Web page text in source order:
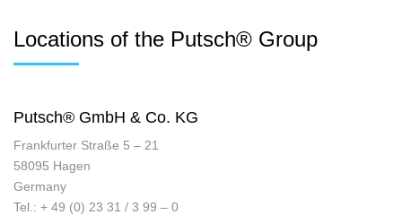
Locations of the Putsch® Group
Putsch® GmbH & Co. KG
Frankfurter Straße 5 – 21
58095 Hagen
Germany
Tel.: + 49 (0) 23 31 / 3 99 – 0